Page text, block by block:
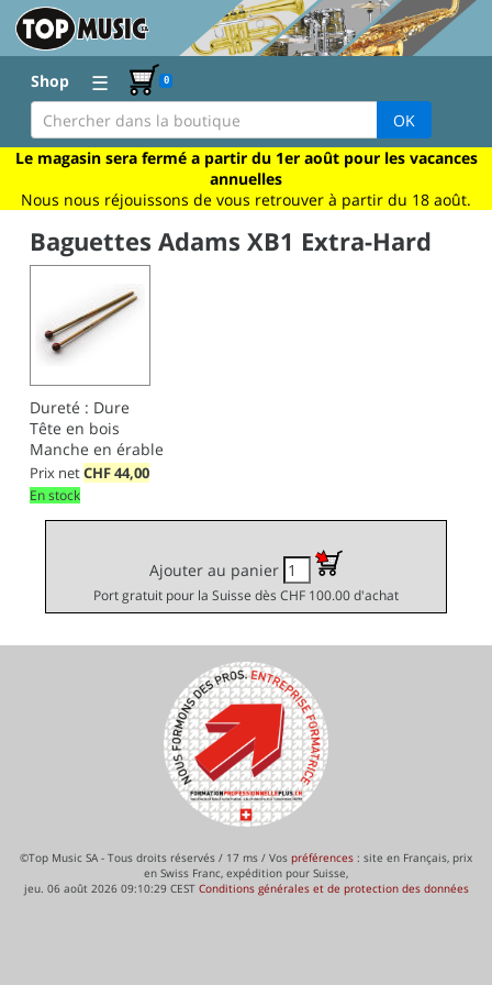
Shop ☰ 0
OK
Le magasin sera fermé a partir du 1er août pour les vacances
annuelles
Nous nous réjouissons de vous retrouver à partir du 18 août.
Baguettes Adams XB1 Extra-Hard
Dureté : Dure
Tête en bois
Manche en érable
Prix netCHF44,00
En stock
Ajouter au panier
Port gratuit pour la Suisse dès CHF 100.00 d'achat
©Top Music SA - Tous droits réservés / 17 ms / Vos préférences : site en Français, prix
en Swiss Franc, expédition pour Suisse,
jeu. 06 août 2026 09:10:29 CEST Conditions générales et de protection des données